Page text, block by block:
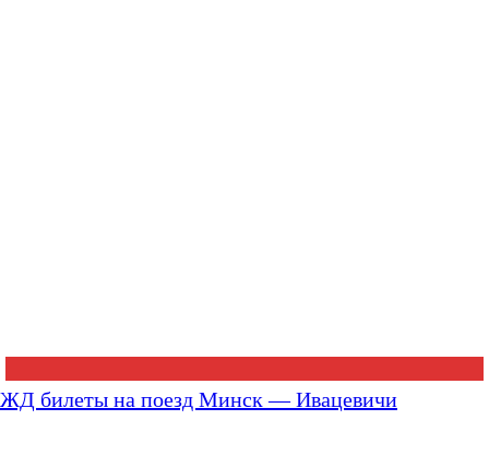
ЖД билеты на поезд Минск — Ивацевичи